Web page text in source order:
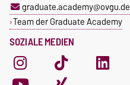
SOZIALE MEDIEN
graduate.academy@ovgu.de
Team der Graduate Academy